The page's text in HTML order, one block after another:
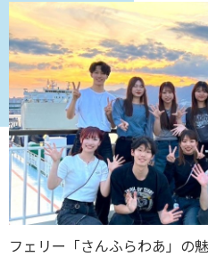
フェリー「さんふらわあ」の